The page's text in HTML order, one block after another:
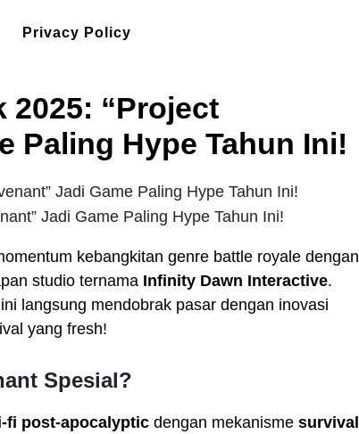
Privacy Policy
2025: “Project
Paling Hype Tahun Ini!
Jadi Game Paling Hype Tahun Ini!
kebangkitan genre battle royale dengan
studio ternama Infinity Dawn Interactive.
langsung mendobrak pasar dengan inovasi
yang fresh!
Spesial?
fi post-apocalyptic dengan mekanisme survival